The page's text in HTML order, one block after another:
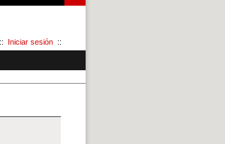
:: Iniciar sesión ::